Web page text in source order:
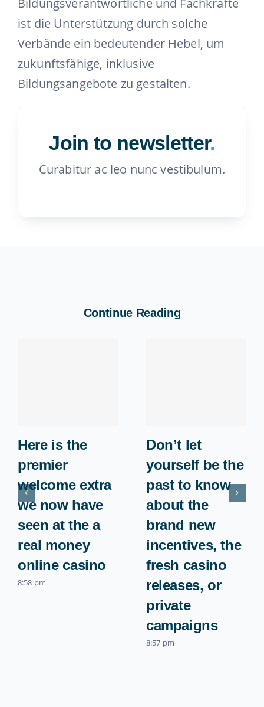
Bildungsverantwortliche und Fachkräfte
ist die Unterstützung durch solche
Verbände ein bedeutender Hebel, um
zukunftsfähige, inklusive
Bildungsangebote zu gestalten.
Join to newsletter.
Curabitur ac leo nunc vestibulum.
Continue Reading
Here is the
premier
welcome extra
we now have
seen at the a
real money
online casino
8:58 pm
Don’t let
yourself be the
past to know
about the
brand new
incentives, the
fresh casino
releases, or
private
campaigns
8:57 pm